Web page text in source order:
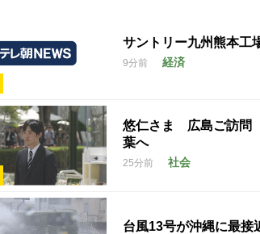
サントリー九州熊本
9分前 経済
悠仁さま 広島ご訪問
葉へ
25分前 社会
台風13号が沖縄に最接